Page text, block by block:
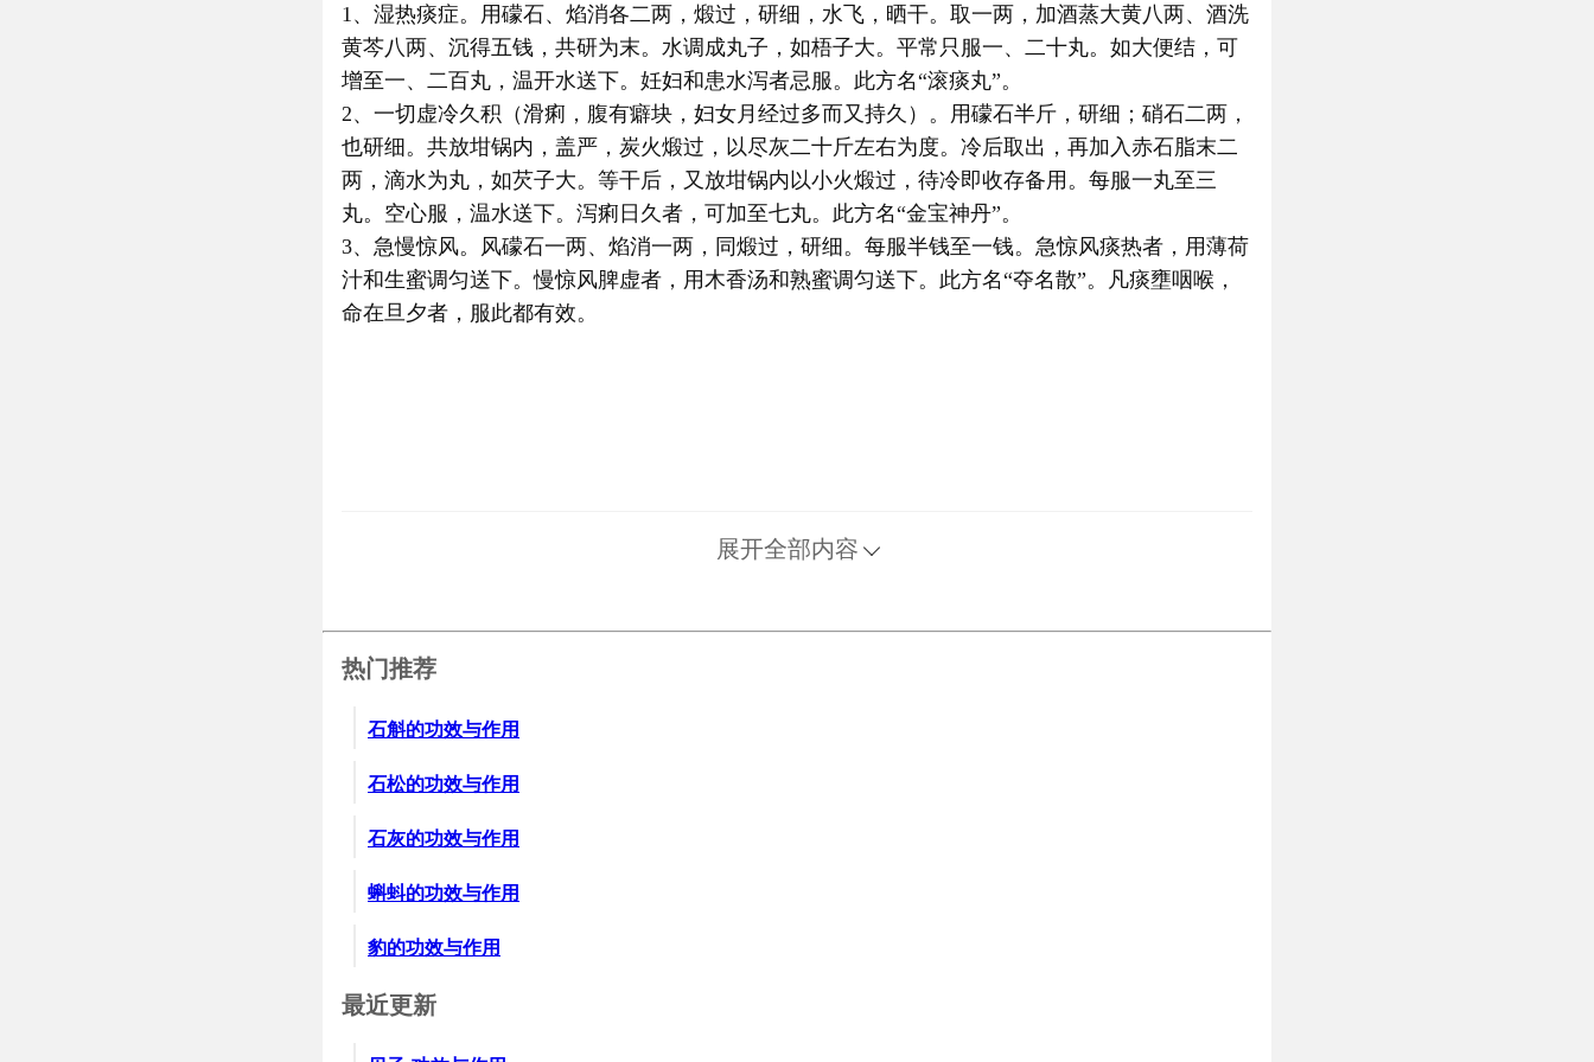
1、湿热痰症。用礞石、焰消各二两，煅过，研细，水飞，晒干。取一两，加酒蒸大黄八两、酒洗
黄芩八两、沉得五钱，共研为末。水调成丸子，如梧子大。平常只服一、二十丸。如大便结，可
增至一、二百丸，温开水送下。妊妇和患水泻者忌服。此方名“滚痰丸”。
2、一切虚冷久积（滑痢，腹有癖块，妇女月经过多而又持久）。用礞石半斤，研细；硝石二两，
也研细。共放坩锅内，盖严，炭火煅过，以尽灰二十斤左右为度。冷后取出，再加入赤石脂末二
两，滴水为丸，如芡子大。等干后，又放坩锅内以小火煅过，待冷即收存备用。每服一丸至三
丸。空心服，温水送下。泻痢日久者，可加至七丸。此方名“金宝神丹”。
3、急慢惊风。风礞石一两、焰消一两，同煅过，研细。每服半钱至一钱。急惊风痰热者，用薄荷
汁和生蜜调匀送下。慢惊风脾虚者，用木香汤和熟蜜调匀送下。此方名“夺名散”。凡痰壅咽喉，
命在旦夕者，服此都有效。
展开全部内容
热门推荐
石斛的功效与作用
石松的功效与作用
石灰的功效与作用
蝌蚪的功效与作用
豹的功效与作用
最近更新